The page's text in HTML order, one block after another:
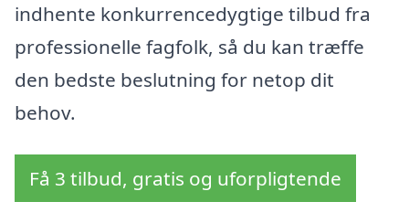
indhente konkurrencedygtige tilbud fra
professionelle fagfolk, så du kan træffe
den bedste beslutning for netop dit
behov.
Få 3 tilbud, gratis og uforpligtende